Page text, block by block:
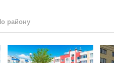
по району